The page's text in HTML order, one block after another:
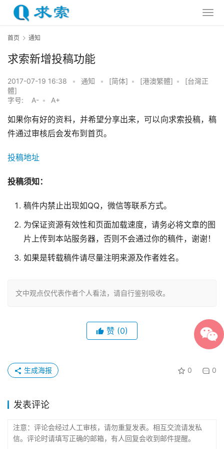
首页 通知
求索新增投稿功能
2017-07-19 16:38 • 通知 • [简体] • [港澳繁體] •
[台灣正
體]
字号:
A- • A+
如果你有好的资料，并希望分享出来，可以向求索投稿，稿
件通过审核后会发布到首页。
投稿地址
投稿须知：
稿件内禁止出现如QQ，微信等联系方式。
为保证资源有效性和页面加载速度，请务必将文章的图
片上传到本站服务器，否则不会通过你的稿件，谢谢！
如果是转载稿件请尽量注明来源及作者姓名。
文中观点仅代表作者个人看法，请自行鉴别吸收。
赞 (0)
0 0
生成海报
发表评论